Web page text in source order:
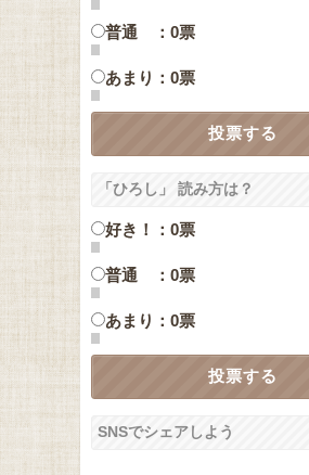
普通 ：0票
あまり：0票
「ひろし」 読み方は？
好き！：0票
普通 ：0票
あまり：0票
SNSでシェアしよう